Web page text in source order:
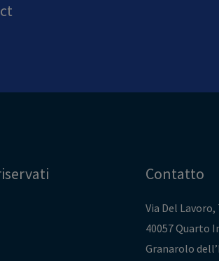
Contatto
Via Del Lavoro,
40057 Quarto
Granarolo